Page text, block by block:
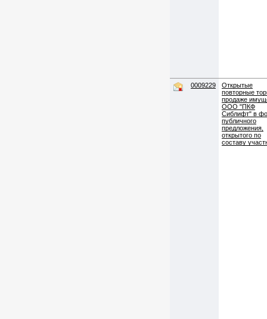
0009229
Открытые
повторные
продаже
ООО "ПКФ
Сиблифт" в
публичного
предложения,
открытого по
составу